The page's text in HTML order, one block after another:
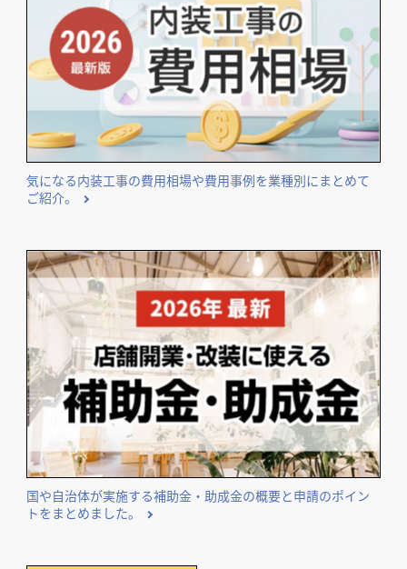
気になる内装工事の費用相場や費用事例を業種別にまとめて
ご紹介。
国や自治体が実施する補助金・助成金の概要と申請のポイン
トをまとめました。